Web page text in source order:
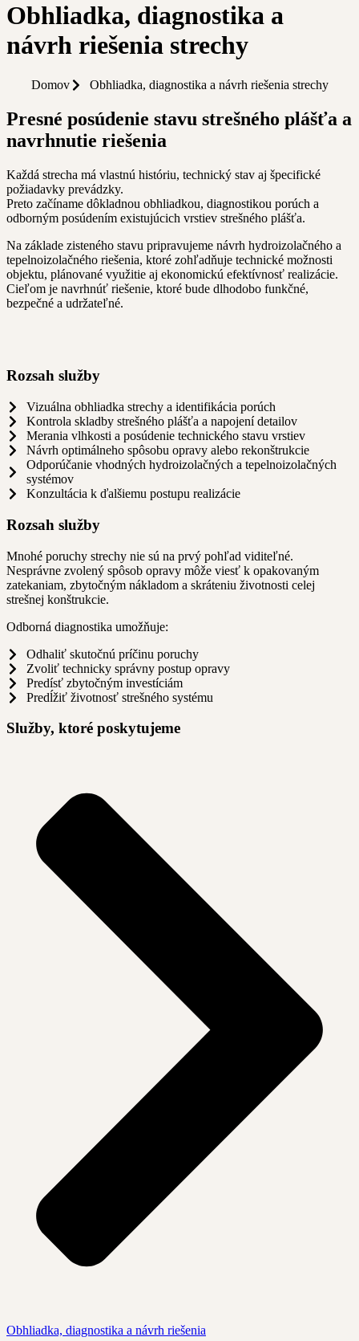
Obhliadka, diagnostika a
návrh riešenia strechy
Domov Obhliadka, diagnostika a návrh riešenia strechy
Presné posúdenie stavu strešného plášťa a
navrhnutie riešenia
Každá strecha má vlastnú históriu, technický stav aj špecifické
požiadavky prevádzky.
Preto začíname dôkladnou obhliadkou, diagnostikou porúch a
odborným posúdením existujúcich vrstiev strešného plášťa.
Na základe zisteného stavu pripravujeme návrh hydroizolačného a
tepelnoizolačného riešenia, ktoré zohľadňuje technické možnosti
objektu, plánované využitie aj ekonomickú efektívnosť realizácie.
Cieľom je navrhnúť riešenie, ktoré bude dlhodobo funkčné,
bezpečné a udržateľné.
Rozsah služby
Vizuálna obhliadka strechy a identifikácia porúch
Kontrola skladby strešného plášťa a napojení detailov
Merania vlhkosti a posúdenie technického stavu vrstiev
Návrh optimálneho spôsobu opravy alebo rekonštrukcie
Odporúčanie vhodných hydroizolačných a tepelnoizolačných
systémov
Konzultácia k ďalšiemu postupu realizácie
Rozsah služby
Mnohé poruchy strechy nie sú na prvý pohľad viditeľné.
Nesprávne zvolený spôsob opravy môže viesť k opakovaným
zatekaniam, zbytočným nákladom a skráteniu životnosti celej
strešnej konštrukcie.
Odborná diagnostika umožňuje:
Odhaliť skutočnú príčinu poruchy
Zvoliť technicky správny postup opravy
Predísť zbytočným investíciám
Predĺžiť životnosť strešného systému
Služby, ktoré poskytujeme
Obhliadka, diagnostika a návrh riešenia